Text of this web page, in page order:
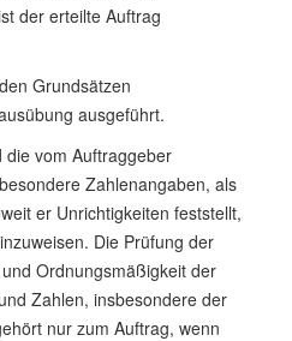
der erteilte Auftrag
Grundsätzen
ausgeführt.
vom Auftraggeber
Zahlenangaben, als
er Unrichtigkeiten feststellt,
Die Prüfung der
Ordnungsmäßigkeit der
Zahlen, insbesondere der
nur zum Auftrag, wenn